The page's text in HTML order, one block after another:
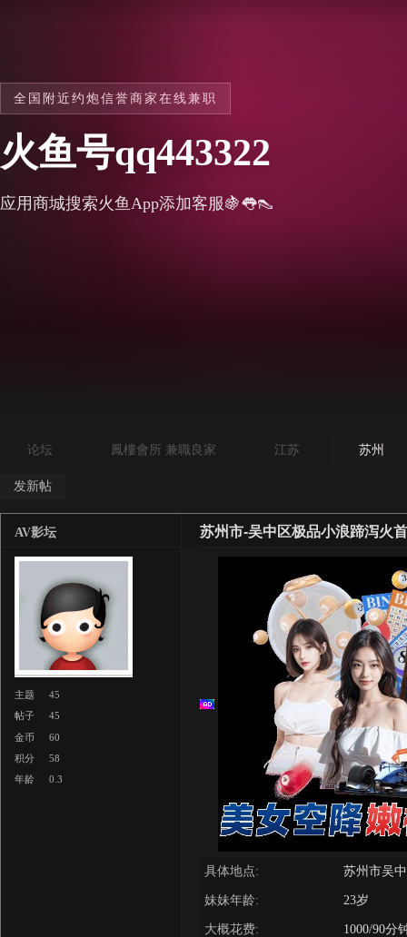
全国附近约炮信誉商家在线兼职
火鱼号qq443322
应用商城搜索火鱼App添加客服🍇👅👠
论坛 鳳樓會所 兼職良家 江苏 苏州
发新帖
苏州市-吴中区极品小浪蹄泻火
AV影坛
主题
45
帖子
45
金币
60
积分
58
年龄
0.3
具体地点: 苏州市吴
妹妹年龄: 23岁
大概花费: 1000/90分